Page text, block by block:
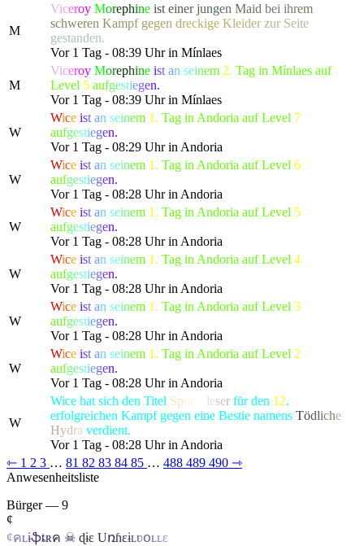
M
Viceroy Morephine ist einer jungen Maid bei ihrem
schweren Kampf gegen dreckige Kleider zur Seite
gestanden.
Vor 1 Tag - 08:39 Uhr in Mínlaes
M
Viceroy Morephine ist an seinem 2. Tag in Mínlaes auf
Level 5 aufgestiegen.
Vor 1 Tag - 08:39 Uhr in Mínlaes
W
Wice ist an seinem 1. Tag in Andoria auf Level 7
aufgestiegen.
Vor 1 Tag - 08:29 Uhr in Andoria
W
Wice ist an seinem 1. Tag in Andoria auf Level 6
aufgestiegen.
Vor 1 Tag - 08:28 Uhr in Andoria
W
Wice ist an seinem 1. Tag in Andoria auf Level 5
aufgestiegen.
Vor 1 Tag - 08:28 Uhr in Andoria
W
Wice ist an seinem 1. Tag in Andoria auf Level 4
aufgestiegen.
Vor 1 Tag - 08:28 Uhr in Andoria
W
Wice ist an seinem 1. Tag in Andoria auf Level 3
aufgestiegen.
Vor 1 Tag - 08:28 Uhr in Andoria
W
Wice ist an seinem 1. Tag in Andoria auf Level 2
aufgestiegen.
Vor 1 Tag - 08:28 Uhr in Andoria
W
Wice hat sich den Titel Spur leser für den 12.
erfolgreichen Kampf gegen eine Bestie namens Tödliche
Hydra verdient.
Vor 1 Tag - 08:28 Uhr in Andoria
⇽ 1 2 3 … 81 82 83 84 85 … 488 489 490 ⇾
Anwesenheitsliste
Bürger — 9
¢
¢คʟɨֆȶʀค ☠ ɖɨɛ Uռɦɛɨʟʋօʟʟɛ